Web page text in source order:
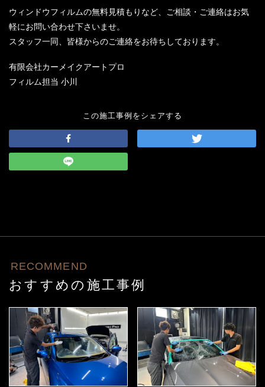
ウィンドウフィルムの無料見積もりなど、ご相談・ご連絡はお気
軽にお問い合わせ下さいませ。
スタッフ一同、皆様からのご連絡をお待ちしております。
有限会社カーメイクアートプロ
フィルム担当 小川
この施工事例をシェアする
RECOMMEND
おすすめの施工事例